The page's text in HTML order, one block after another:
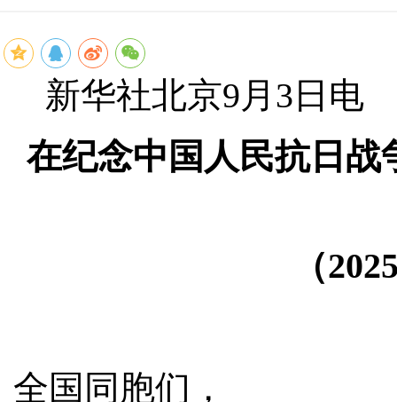
新华社北京9月3日
在纪念中国人民抗日战
（
全国同胞们，